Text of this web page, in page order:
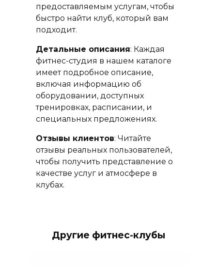
предоставляемым услугам, чтобы
быстро найти клуб, который вам
подходит.
Детальные описания: Каждая
фитнес-студия в нашем каталоге
имеет подробное описание,
включая информацию об
оборудовании, доступных
тренировках, расписании, и
специальных предложениях.
Отзывы клиентов: Читайте
отзывы реальных пользователей,
чтобы получить представление о
качестве услуг и атмосфере в
клубах.
Другие фитнес-клубы